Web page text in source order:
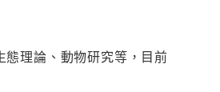
理論、動物研究等，目前